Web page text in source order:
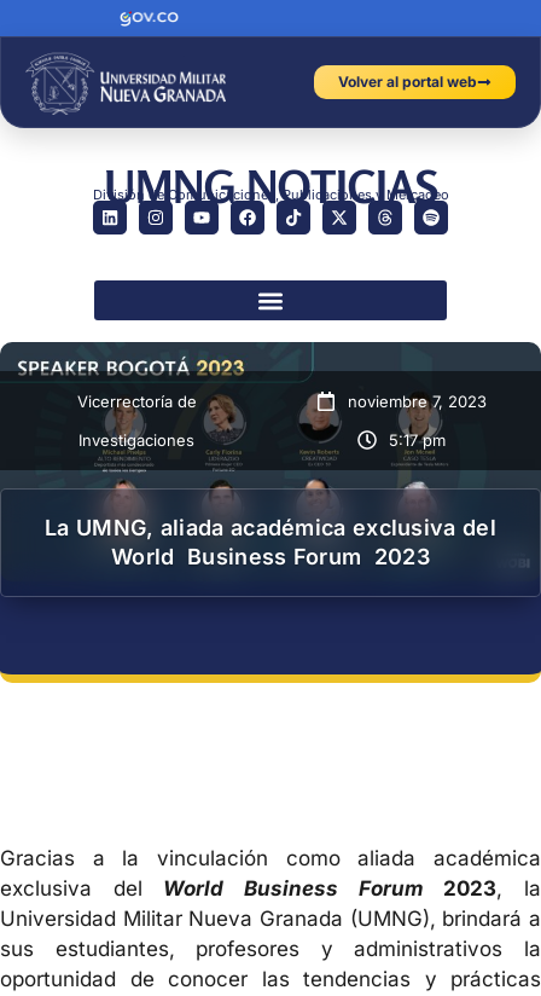
Volver al portal web
UMNG NOTICIAS
División de Comunicaciones, Publicaciones y Mercadeo
Vicerrectoría de
Investigaciones
noviembre 7, 2023
5:17 pm
La UMNG, aliada académica exclusiva del
World Business Forum 2023
Gracias a la vinculación como aliada académica
exclusiva del World Business Forum 2023, la
Universidad Militar Nueva Granada (UMNG), brindará a
sus estudiantes, profesores y administrativos la
oportunidad de conocer las tendencias y prácticas